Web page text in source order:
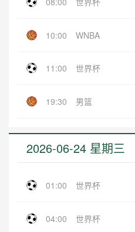
10:00 WNBA
11:00 世界杯
19:30 男篮
2026-06-24 星期三
01:00 世界杯
04:00 世界杯